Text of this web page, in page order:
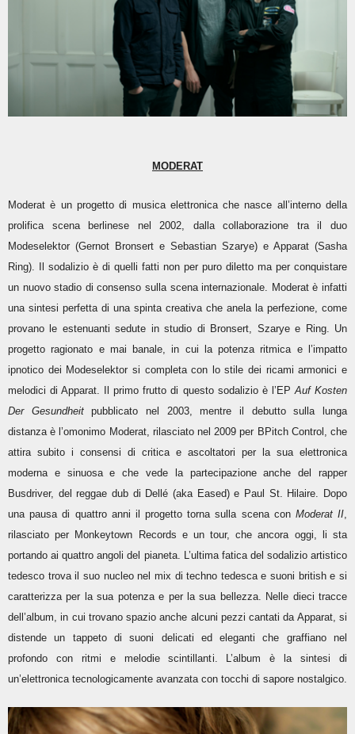
MODERAT
Moderat è un progetto di musica elettronica che nasce all’interno della
prolifica scena berlinese nel 2002, dalla collaborazione tra il duo
Modeselektor (Gernot Bronsert e Sebastian Szarye) e Apparat (Sasha
Ring). Il sodalizio è di quelli fatti non per puro diletto ma per conquistare
un nuovo stadio di consenso sulla scena internazionale. Moderat è infatti
una sintesi perfetta di una spinta creativa che anela la perfezione, come
provano le estenuanti sedute in studio di Bronsert, Szarye e Ring. Un
progetto ragionato e mai banale, in cui la potenza ritmica e l’impatto
ipnotico dei Modeselektor si completa con lo stile dei ricami armonici e
melodici di Apparat. Il primo frutto di questo sodalizio è l’EPAuf Kosten
Der Gesundheitpubblicato nel 2003, mentre il debutto sulla lunga
distanza è l’omonimo Moderat, rilasciato nel 2009 per BPitch Control, che
attira subito i consensi di critica e ascoltatori per la sua elettronica
moderna e sinuosa e che vede la partecipazione anche del rapper
Busdriver, del reggae dub di Dellé (aka Eased) e Paul St. Hilaire. Dopo
una pausa di quattro anni il progetto torna sulla scena con Moderat II,
rilasciato per Monkeytown Records e un tour, che ancora oggi, li sta
portando ai quattro angoli del pianeta. L’ultima fatica del sodalizio artistico
tedesco trova il suo nucleo nel mix di techno tedesca e suoni british e si
caratterizza per la sua potenza e per la sua bellezza. Nelle dieci tracce
dell’album, in cui trovano spazio anche alcuni pezzi cantati da Apparat, si
distende un tappeto di suoni delicati ed eleganti che graffiano nel
profondo con ritmi e melodie scintillanti. L’album è la sintesi di
un’elettronica tecnologicamente avanzata con tocchi di sapore nostalgico.